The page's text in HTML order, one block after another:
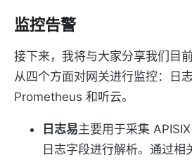
监控告警
接下来，我将与大家分享我们目
从四个方面对网关进行监控：日
Prometheus 和听云。
日志易主要用于采集
日志字段进行解析。通过相